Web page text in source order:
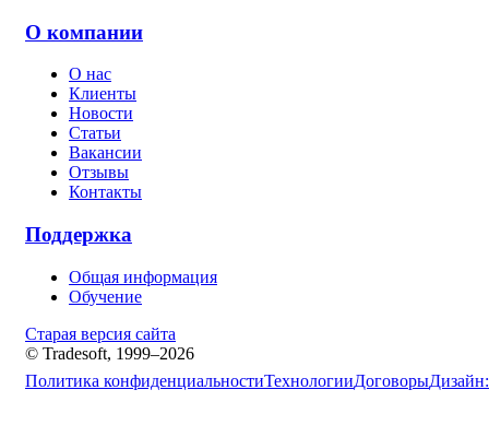
О компании
О нас
Клиенты
Новости
Статьи
Вакансии
Отзывы
Контакты
Поддержка
Общая информация
Обучение
Старая версия сайта
© Tradesoft, 1999–2026
Политика конфиденциальностиТехнологииДоговорыДизайн: